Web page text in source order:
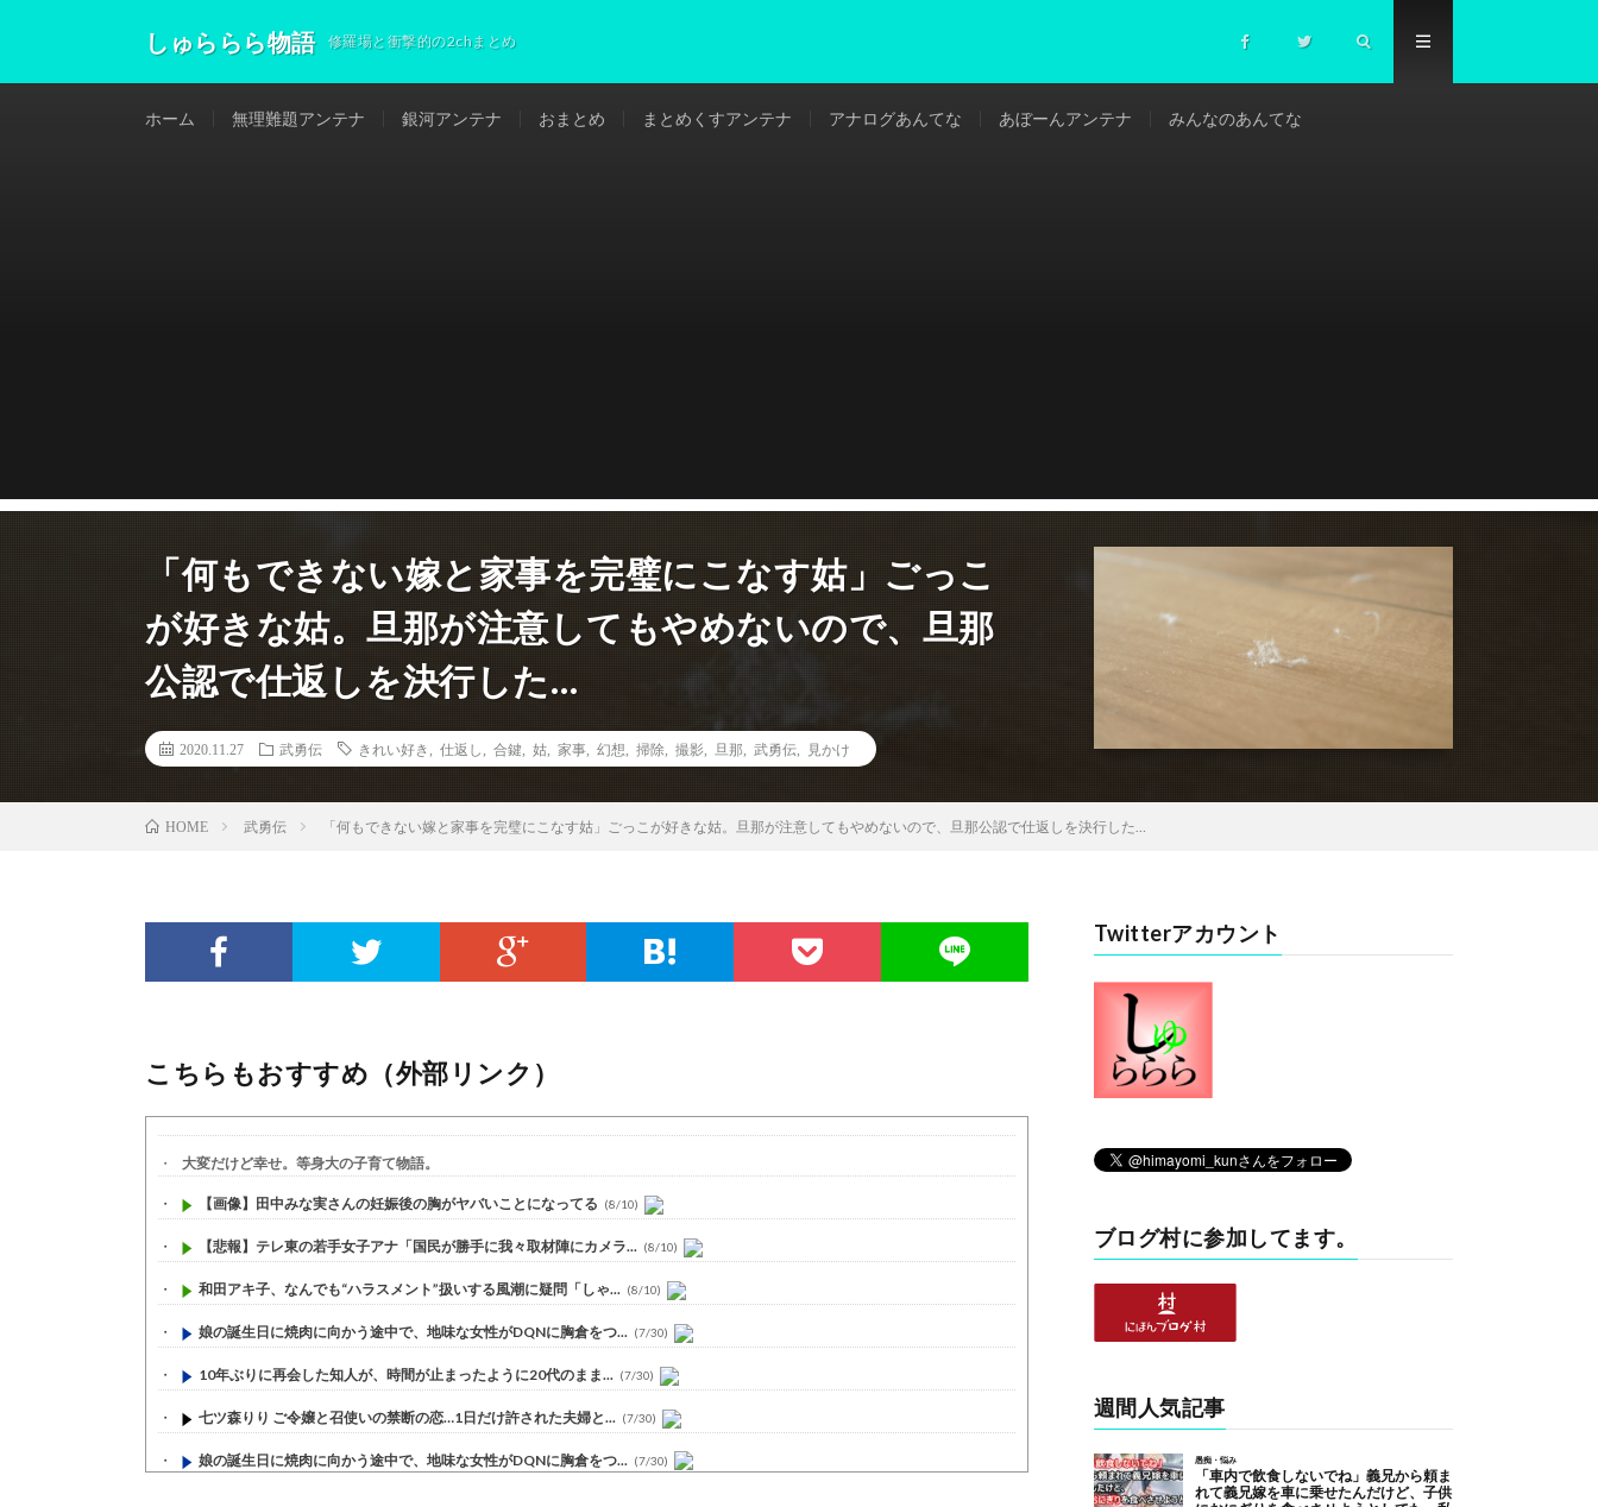
しゅららら物語 修羅場と衝撃的の2chまとめ
ホーム 無理難題アンテナ 銀河アンテナ おまとめ まとめくすアンテナ アナログあんてな あぼーんアンテナ みんなのあんてな
「何もできない嫁と家事を完璧にこなす姑」ごっこ
が好きな姑。旦那が注意してもやめないので、旦那
公認で仕返しを決行した…
2020.11.27 武勇伝 きれい好き 仕返し 合鍵 姑 家事 幻想 掃除 撮影 旦那 武勇伝 見かけ
HOME 武勇伝 「何もできない嫁と家事を完璧にこなす姑」ごっこが好きな姑。旦那が注意してもやめないので、旦那公認で仕返しを決行した…
こちらもおすすめ（外部リンク）
大変だけど幸せ。等身大の子育て物語。
【画像】田中みな実さんの妊娠後の胸がヤバいことになってる (8/10)
【悲報】テレ東の若手女子アナ「国民が勝手に我々取材陣にカメラ... (8/10)
和田アキ子、なんでも“ハラスメント”扱いする風潮に疑問「しゃ... (8/10)
娘の誕生日に焼肉に向かう途中で、地味な女性がDQNに胸倉をつ... (7/30)
10年ぶりに再会した知人が、時間が止まったように20代のまま... (7/30)
七ツ森りり ご令嬢と召使いの禁断の恋…1日だけ許された夫婦と... (7/30)
娘の誕生日に焼肉に向かう途中で、地味な女性がDQNに胸倉をつ... (7/30)
Twitterアカウント
ブログ村に参加してます。
週間人気記事